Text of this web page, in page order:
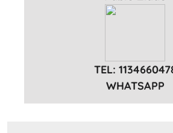
TEL:
WHATSAPP